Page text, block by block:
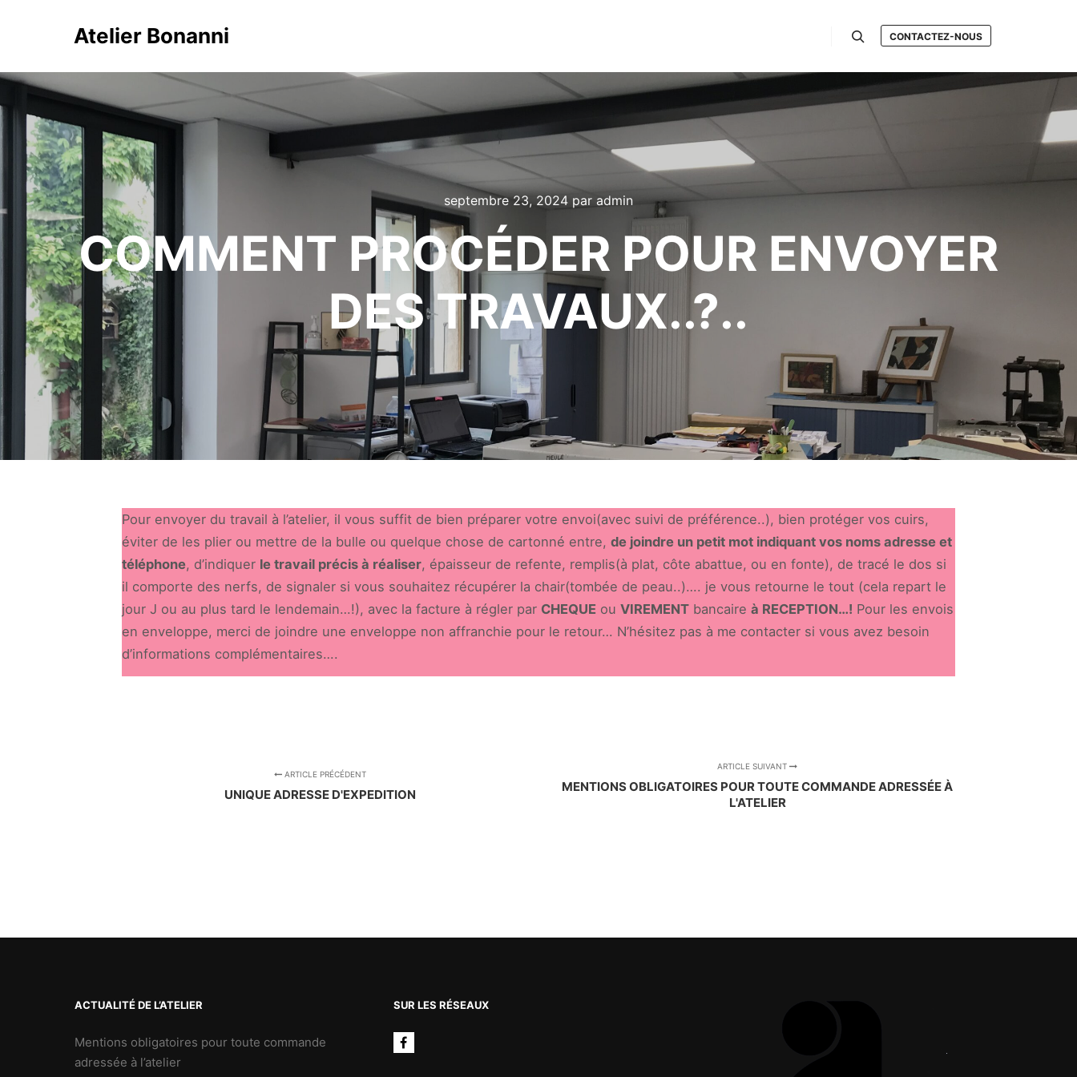
Atelier Bonanni CONTACTEZ-NOUS
septembre 23, 2024 par admin
COMMENT PROCÉDER POUR ENVOYER
DES TRAVAUX..?..
Pour envoyer du travail à l’atelier, il vous suffit de bien préparer votre envoi(avec suivi de préférence..), bien protéger vos cuirs,
éviter de les plier ou mettre de la bulle ou quelque chose de cartonné entre, de joindre un petit mot indiquant vos noms adresse et
téléphone, d’indiquer le travail précis à réaliser, épaisseur de refente, remplis(à plat, côte abattue, ou en fonte), de tracé le dos si
il comporte des nerfs, de signaler si vous souhaitez récupérer la chair(tombée de peau..)…. je vous retourne le tout (cela repart le
jour J ou au plus tard le lendemain…!), avec la facture à régler par CHEQUE ou VIREMENT bancaire à RECEPTION…! Pour les envois
en enveloppe, merci de joindre une enveloppe non affranchie pour le retour… N’hésitez pas à me contacter si vous avez besoin
d’informations complémentaires….
ARTICLE PRÉCÉDENT
UNIQUE ADRESSE D'EXPEDITION
ARTICLE SUIVANT
MENTIONS OBLIGATOIRES POUR TOUTE COMMANDE ADRESSÉE À
L'ATELIER
ACTUALITÉ DE L’ATELIER
Mentions obligatoires pour toute commande
adressée à l’atelier
SUR LES RÉSEAUX